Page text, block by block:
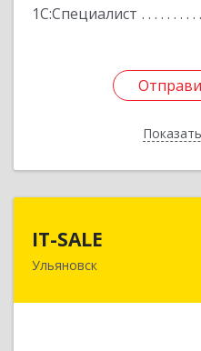
1С:Специалист
IT-SALE
Ульяновск